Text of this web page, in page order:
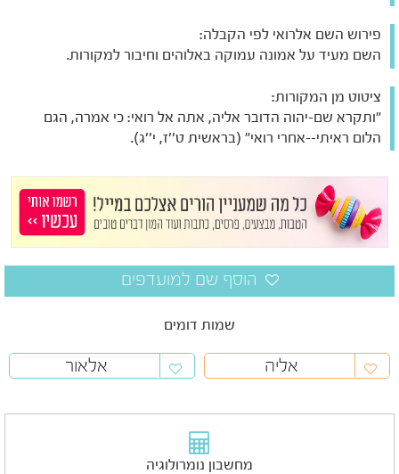
פירוש השם אלרואי לפי הקבלה:
השם מעיד על אמונה עמוקה באלוהים וחיבור למקורות.
ציטוט מן המקורות:
"ותקרא שם-יהוה הדובר אליה, אתה אל רואי: כי אמרה, הגם
הלום ראיתי--אחרי רואי" (בראשית ט''ז, י''ג).
שמות דומים
אליה אלאור
מחשבון נומרולוגיה